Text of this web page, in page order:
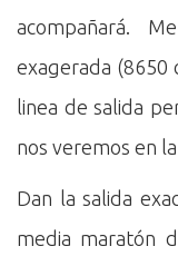
acompañará.
exagerada (8650
linea de salida
nos veremos en
Dan la salida
media maratón